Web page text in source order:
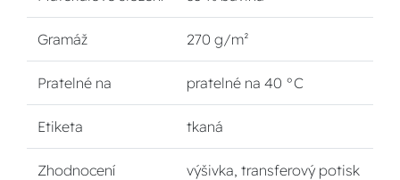
Gramáž 270 g/m²
Pratelné na pratelné na 40 °C
Etiketa tkaná
Zhodnocení výšivka, transferový potisk